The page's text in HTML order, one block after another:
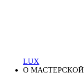
LUX
О МАСТЕРСКОЙ